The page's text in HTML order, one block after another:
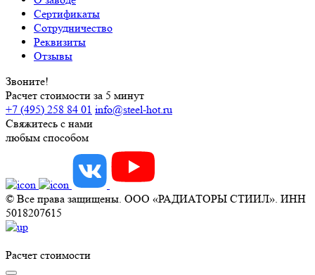
Сертификаты
Сотрудничество
Реквизиты
Отзывы
Звоните!
Расчет стоимости за 5 минут
+7 (495) 258 84 01 info@steel-hot.ru
Свяжитесь с нами
любым способом
© Все права защищены. ООО «РАДИАТОРЫ СТИИЛ». ИНН
5018207615
Расчет стоимости